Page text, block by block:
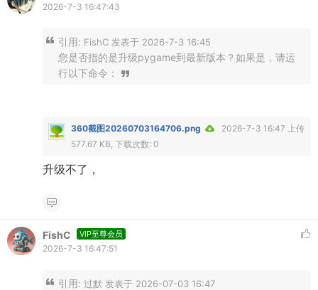
2026-7-3 16:47:43
引用: FishC 发表于 2026-7-3 16:45
您是否指的是升级pygame到最新版本？如果是，请运
行以下命令：
360截图20260703164706.png
2026-7-3 16:47 上传
577.67 KB, 下载次数: 0
升级不了，
FishC VIP至尊会员
2026-7-3 16:47:51
引用: 过默 发表于 2026-07-03 16:47